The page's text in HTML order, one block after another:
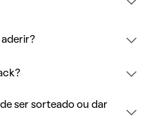
aderir?
ser sorteado ou dar